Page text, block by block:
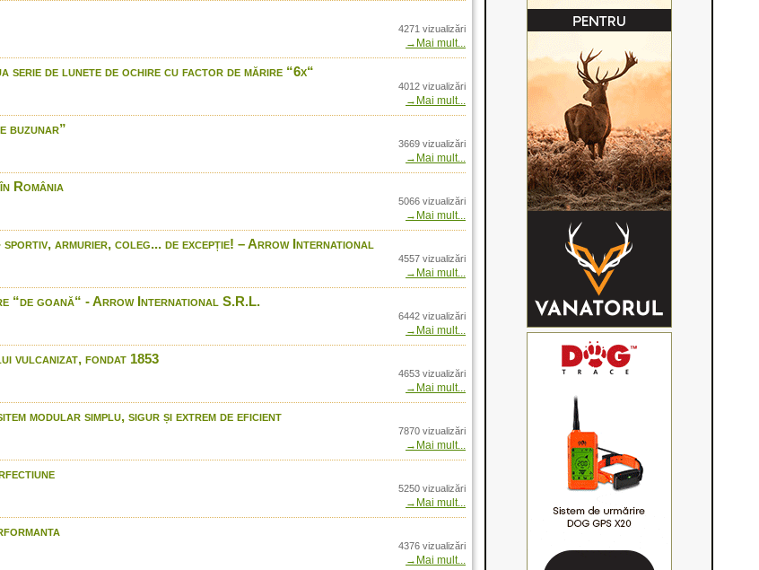
Braconaj la cerb surprins de camere de
Luneta ZEISS VICTORY V8 test in teren
Blaser R8 Africa de Sud
Browning - gama de produse pentru cainii de
Repeating Arms.
LED LENSER® - The Light: Sport and Outdoor
Luneta Zeiss Conquest DL - un benchmark al
Prinderi rapide luneta Contessa - prin
Binoclu Bushnell 8x42mm Trophy XLT
Vanatoare de lup traditionala cu ogari in Rusia,
anul 1910
Browning wildlife scenes - Video January 2015
Bushnell BackTrack Point-3 and Point-5
4271 vizualizări
→Mai mult...
serie de lunete de ochire cu factor de mărire “6x“
4012 vizualizări
→Mai mult...
buzunar”
3669 vizualizări
→Mai mult...
România
5066 vizualizări
→Mai mult...
armurier, coleg... de excepție! – Arrow International
4557 vizualizări
→Mai mult...
“de goană“ - Arrow International S.R.L.
6442 vizualizări
→Mai mult...
vulcanizat, fondat 1853
4653 vizualizări
→Mai mult...
modular simplu, sigur și extrem de eficient
7870 vizualizări
→Mai mult...
5250 vizualizări
→Mai mult...
4376 vizualizări
→Mai mult...